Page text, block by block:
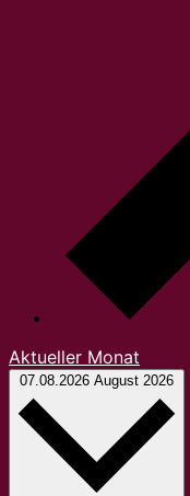
Aktueller Monat
07.08.2026 August 2026